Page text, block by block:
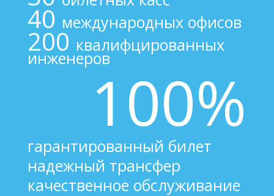
40 международных офисов
200 квалифцированных
инженеров
100%
гарантированный билет
надежный трансфер
качественное обслуживание